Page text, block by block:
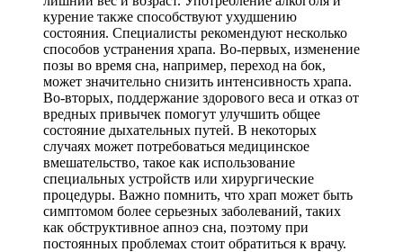
курение также способствуют ухудшению
состояния. Специалисты рекомендуют несколько
способов устранения храпа. Во-первых, изменение
позы во время сна, например, переход на бок,
может значительно снизить интенсивность храпа.
Во-вторых, поддержание здорового веса и отказ от
вредных привычек помогут улучшить общее
состояние дыхательных путей. В некоторых
случаях может потребоваться медицинское
вмешательство, такое как использование
специальных устройств или хирургические
процедуры. Важно помнить, что храп может быть
симптомом более серьезных заболеваний, таких
как обструктивное апноэ сна, поэтому при
постоянных проблемах стоит обратиться к врачу.